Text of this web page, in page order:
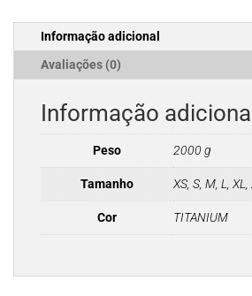
FLAT
TITANIUM
Informação adicional
Avaliações (0)
Informação adicional
Peso 2000 g
Tamanho XS, S, M, L, XL,
Cor TITANIUM